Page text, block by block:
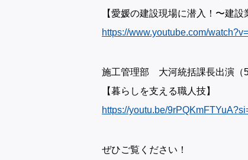
【愛媛の建設現場に潜入！〜建設
https://www.youtube.com/
施工管理部 大河統括課長出演（
【暮らしを支える職人技】
https://youtu.be/
ぜひご覧ください！